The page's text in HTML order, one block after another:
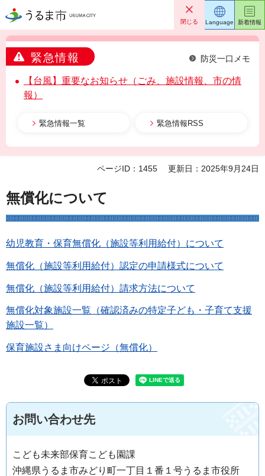
うるま市 閉じる
緊急情報 防災一口メモ
【台風】重要なお知らせ（ごみ、施設情報、市の情
報）
緊急情報一覧 緊急情報RSS
Language 新着情報
ページID：1455 更新日：2025年9月24日
無償化について
幼児教育・保育無償化（施設等利用給付）について
無償化（施設等利用給付）認定の申請様式について
無償化（施設等利用給付）請求方法について
無償化対象施設一覧（確認済みの特定子ども・子育て支援
施設一覧）
保育施設さま向けページ（無償化）
お問い合わせ先
こども未来部保育こども園課
沖縄県うるま市みどり町一丁目１番１号うるま市役所